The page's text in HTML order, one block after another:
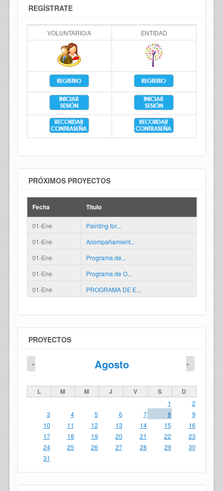
REGÍSTRATE
VOLUNTARIO/A ENTIDAD
PRÓXIMOS PROYECTOS
Fecha Titulo
01-Ene
Painting for...
01-Ene
Acompañamient...
01-Ene
Programa de...
01-Ene
Programa de O...
01-Ene
PROGRAMA DE E...
PROYECTOS
Agosto
« »
L M M J V S D
1
2
3
4 5 6 7 8
9
10
11 12 13 14 15
16
17
18 19 20 21 22
23
24
25 26 27 28 29
30
31